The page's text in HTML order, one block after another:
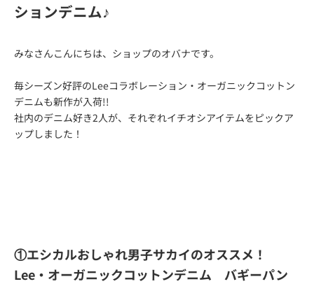
ションデニム♪
みなさんこんにちは、ショップのオバナです。
毎シーズン好評のLeeコラボレーション・オーガニックコットン
デニムも新作が入荷!!
社内のデニム好き2人が、それぞれイチオシアイテムをピックア
ップしました！
①エシカルおしゃれ男子サカイのオススメ！
Lee・オーガニックコットンデニム バギーパン